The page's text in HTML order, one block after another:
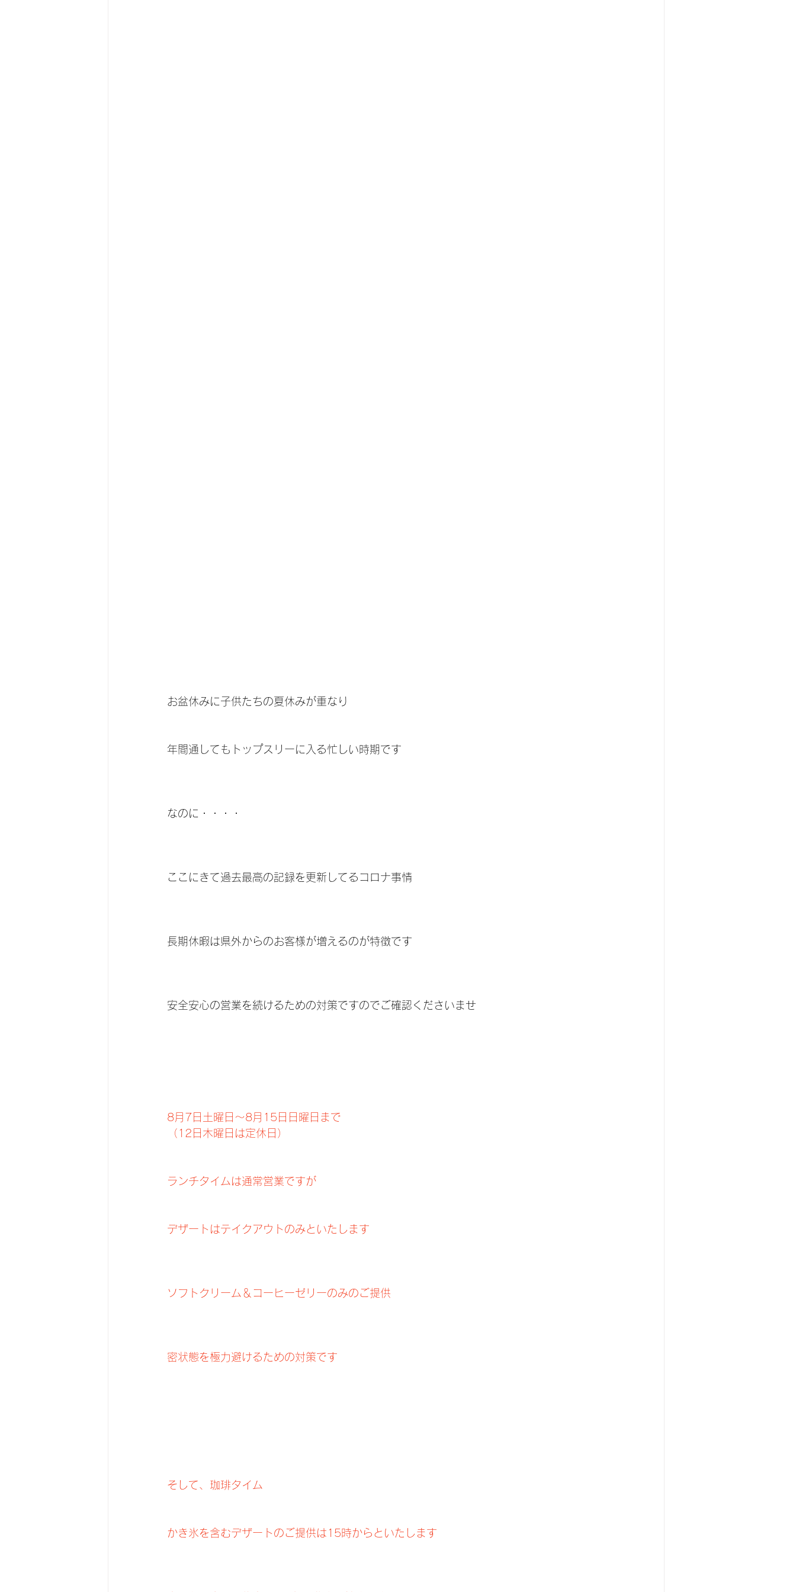
お盆休みに子供たちの夏休みが重なり
年間通してもトップスリーに入る忙しい時期です
なのに・・・・
ここにきて過去最高の記録を更新してるコロナ事情
長期休暇は県外からのお客様が増えるのが特徴です
安全安心の営業を続けるための対策ですのでご確認くださいませ
8月7日土曜日～8月15日日曜日まで
（12日木曜日は定休日）
ランチタイムは通常営業ですが
デザートはテイクアウトのみといたします
ソフトクリーム＆コーヒーゼリーのみのご提供
密状態を極力避けるための対策です
そして、珈琲タイム
かき氷を含むデザートのご提供は15時からといたします